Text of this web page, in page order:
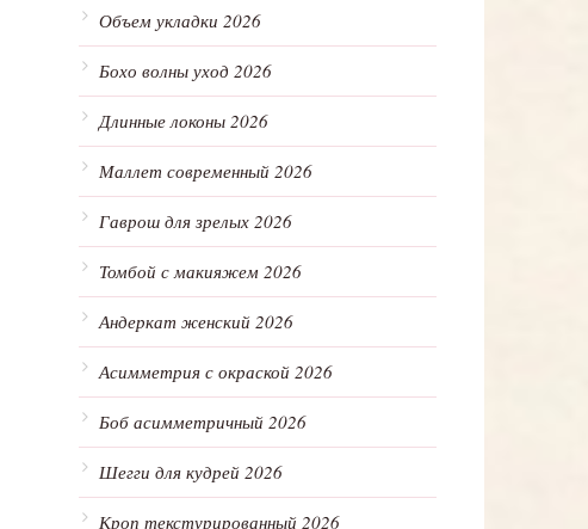
Объем укладки 2026
Бохо волны уход 2026
Длинные локоны 2026
Маллет современный 2026
Гаврош для зрелых 2026
Томбой с макияжем 2026
Андеркат женский 2026
Асимметрия с окраской 2026
Боб асимметричный 2026
Шегги для кудрей 2026
Кроп текстурированный 2026